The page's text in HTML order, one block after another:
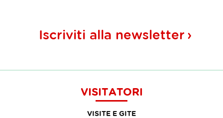
Iscriviti alla newsletter
VISITATORI
VISITE E GITE